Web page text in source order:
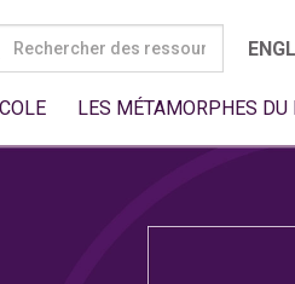
LES MÉTAMORPHES DU